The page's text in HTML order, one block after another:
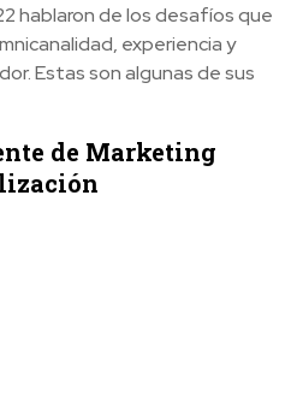
hablaron de los desafíos que
experiencia y
Estas son algunas de sus
de Marketing